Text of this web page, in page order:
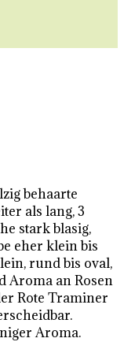
behaarte
als lang, 3
stark blasig,
eher klein bis
rund bis oval,
Aroma an Rosen
Rote Traminer
Aroma.